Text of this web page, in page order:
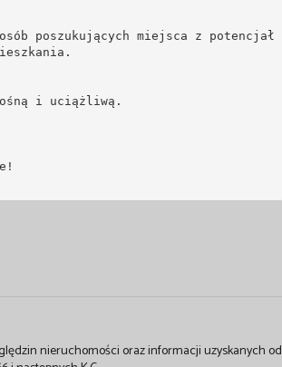
poszukujących miejsca z potencjał
i uciążliwą.
nieruchomości oraz informacji uzyskanych od